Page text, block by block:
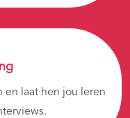
en laat hen jou leren